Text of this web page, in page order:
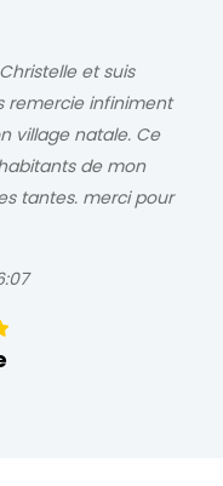
et suis
remercie infiniment
village natale. Ce
de mon
tantes. merci pour